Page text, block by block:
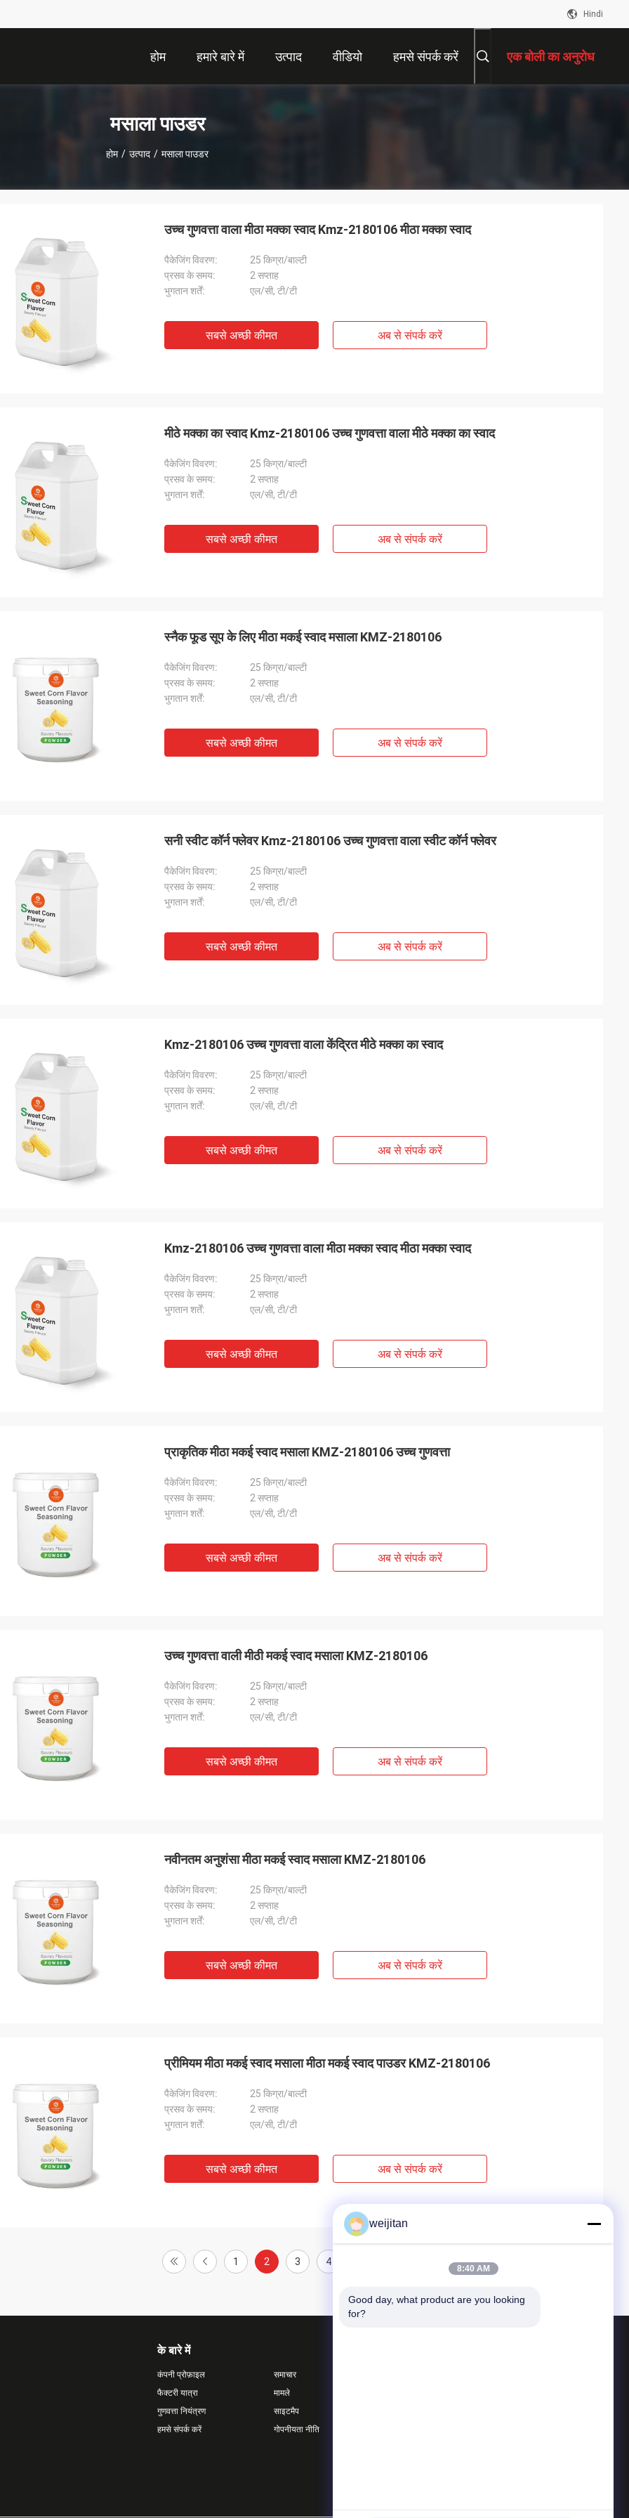
Hindi
होम हमारे बारे में उत्पाद वीडियो हमसे संपर्क करें एक बोली का अनुरोध
मसाला पाउडर
होम / उत्पाद / मसाला पाउडर
उच्च गुणवत्ता वाला मीठा मक्का स्वाद Kmz-2180106 मीठा मक्का स्वाद
पैकेजिंग विवरण:
25 किग्रा/बाल्टी
प्रसव के समय:
2 सप्ताह
भुगतान शर्तें:
एल/सी, टी/टी
सबसे अच्छी कीमत अब से संपर्क करें
मीठे मक्का का स्वाद Kmz-2180106 उच्च गुणवत्ता वाला मीठे मक्का का स्वाद
पैकेजिंग विवरण:
25 किग्रा/बाल्टी
प्रसव के समय:
2 सप्ताह
भुगतान शर्तें:
एल/सी, टी/टी
सबसे अच्छी कीमत अब से संपर्क करें
स्नैक फूड सूप के लिए मीठा मकई स्वाद मसाला KMZ-2180106
पैकेजिंग विवरण:
25 किग्रा/बाल्टी
प्रसव के समय:
2 सप्ताह
भुगतान शर्तें:
एल/सी, टी/टी
सबसे अच्छी कीमत अब से संपर्क करें
सनी स्वीट कॉर्न फ्लेवर Kmz-2180106 उच्च गुणवत्ता वाला स्वीट कॉर्न फ्लेवर
पैकेजिंग विवरण:
25 किग्रा/बाल्टी
प्रसव के समय:
2 सप्ताह
भुगतान शर्तें:
एल/सी, टी/टी
सबसे अच्छी कीमत अब से संपर्क करें
Kmz-2180106 उच्च गुणवत्ता वाला केंद्रित मीठे मक्का का स्वाद
पैकेजिंग विवरण:
25 किग्रा/बाल्टी
प्रसव के समय:
2 सप्ताह
भुगतान शर्तें:
एल/सी, टी/टी
सबसे अच्छी कीमत अब से संपर्क करें
Kmz-2180106 उच्च गुणवत्ता वाला मीठा मक्का स्वाद मीठा मक्का स्वाद
पैकेजिंग विवरण:
25 किग्रा/बाल्टी
प्रसव के समय:
2 सप्ताह
भुगतान शर्तें:
एल/सी, टी/टी
सबसे अच्छी कीमत अब से संपर्क करें
प्राकृतिक मीठा मकई स्वाद मसाला KMZ-2180106 उच्च गुणवत्ता
पैकेजिंग विवरण:
25 किग्रा/बाल्टी
प्रसव के समय:
2 सप्ताह
भुगतान शर्तें:
एल/सी, टी/टी
सबसे अच्छी कीमत अब से संपर्क करें
उच्च गुणवत्ता वाली मीठी मकई स्वाद मसाला KMZ-2180106
पैकेजिंग विवरण:
25 किग्रा/बाल्टी
प्रसव के समय:
2 सप्ताह
भुगतान शर्तें:
एल/सी, टी/टी
सबसे अच्छी कीमत अब से संपर्क करें
नवीनतम अनुशंसा मीठा मकई स्वाद मसाला KMZ-2180106
पैकेजिंग विवरण:
25 किग्रा/बाल्टी
प्रसव के समय:
2 सप्ताह
भुगतान शर्तें:
एल/सी, टी/टी
सबसे अच्छी कीमत अब से संपर्क करें
प्रीमियम मीठा मकई स्वाद मसाला मीठा मकई स्वाद पाउडर KMZ-2180106
पैकेजिंग विवरण:
25 किग्रा/बाल्टी
प्रसव के समय:
2 सप्ताह
भुगतान शर्तें:
एल/सी, टी/टी
सबसे अच्छी कीमत अब से संपर्क करें
1 2 3 4
के बारे में
कंपनी प्रोफ़ाइल
फैक्टरी यात्रा
गुणवत्ता नियंत्रण
हमसे संपर्क करें
समाचार
मामले
साइटमैप
गोपनीयता नीति
weijitan
8:40 AM
Good day, what product are you looking
for?